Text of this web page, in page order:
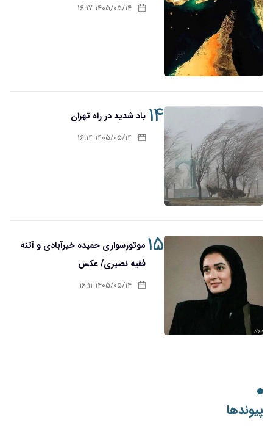
۱۴۰۵/۰۵/۱۴ ۱۶:۱۷
۱۴ باد شدید در راه تهران
۱۴۰۵/۰۵/۱۴ ۱۶:۱۴
۱۵ موتورسواری حمیده خیرآبادی و آتنه
فقیه نصیری/ عکس
۱۴۰۵/۰۵/۱۴ ۱۶:۱۱
پیوندها